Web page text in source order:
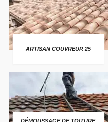
ARTISAN COUVREUR 25